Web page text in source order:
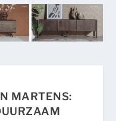
MARTENS: